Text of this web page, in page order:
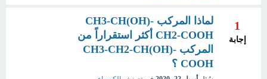
1
إجابة
لماذا المركب CH3-CH(OH)-
CH2-COOH أكثر استقراراً من
المركب CH3-CH2-CH(OH)-
COOH ؟